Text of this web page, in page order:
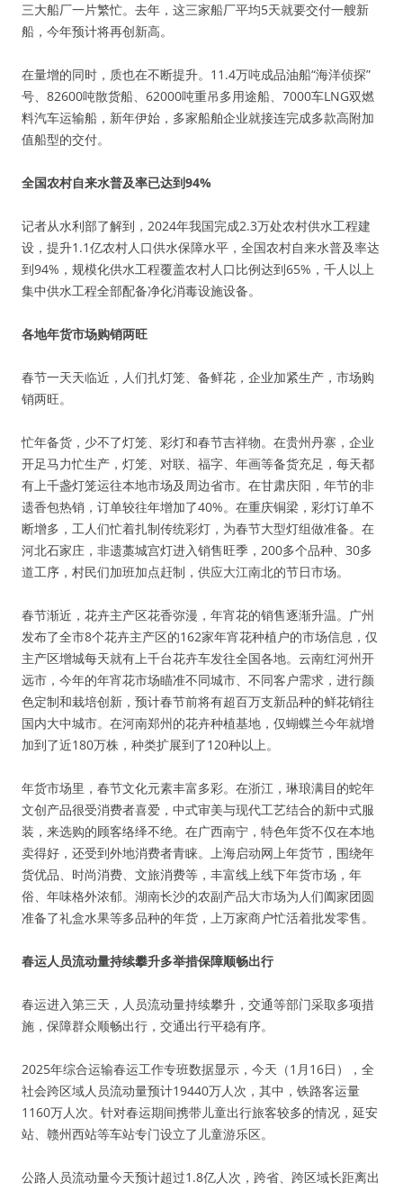
三大船厂一片繁忙。去年，这三家船厂平均5天就要交付一艘新
船，今年预计将再创新高。
在量增的同时，质也在不断提升。11.4万吨成品油船“海洋侦探”
号、82600吨散货船、62000吨重吊多用途船、7000车LNG双燃
料汽车运输船，新年伊始，多家船舶企业就接连完成多款高附加
值船型的交付。
全国农村自来水普及率已达到94%
记者从水利部了解到，2024年我国完成2.3万处农村供水工程建
设，提升1.1亿农村人口供水保障水平，全国农村自来水普及率达
到94%，规模化供水工程覆盖农村人口比例达到65%，千人以上
集中供水工程全部配备净化消毒设施设备。
各地年货市场购销两旺
春节一天天临近，人们扎灯笼、备鲜花，企业加紧生产，市场购
销两旺。
忙年备货，少不了灯笼、彩灯和春节吉祥物。在贵州丹寨，企业
开足马力忙生产，灯笼、对联、福字、年画等备货充足，每天都
有上千盏灯笼运往本地市场及周边省市。在甘肃庆阳，年节的非
遗香包热销，订单较往年增加了40%。在重庆铜梁，彩灯订单不
断增多，工人们忙着扎制传统彩灯，为春节大型灯组做准备。在
河北石家庄，非遗藁城宫灯进入销售旺季，200多个品种、30多
道工序，村民们加班加点赶制，供应大江南北的节日市场。
春节渐近，花卉主产区花香弥漫，年宵花的销售逐渐升温。广州
发布了全市8个花卉主产区的162家年宵花种植户的市场信息，仅
主产区增城每天就有上千台花卉车发往全国各地。云南红河州开
远市，今年的年宵花市场瞄准不同城市、不同客户需求，进行颜
色定制和栽培创新，预计春节前将有超百万支新品种的鲜花销往
国内大中城市。在河南郑州的花卉种植基地，仅蝴蝶兰今年就增
加到了近180万株，种类扩展到了120种以上。
年货市场里，春节文化元素丰富多彩。在浙江，琳琅满目的蛇年
文创产品很受消费者喜爱，中式审美与现代工艺结合的新中式服
装，来选购的顾客络绎不绝。在广西南宁，特色年货不仅在本地
卖得好，还受到外地消费者青睐。上海启动网上年货节，围绕年
货优品、时尚消费、文旅消费等，丰富线上线下年货市场，年
俗、年味格外浓郁。湖南长沙的农副产品大市场为人们阖家团圆
准备了礼盒水果等多品种的年货，上万家商户忙活着批发零售。
春运人员流动量持续攀升多举措保障顺畅出行
春运进入第三天，人员流动量持续攀升，交通等部门采取多项措
施，保障群众顺畅出行，交通出行平稳有序。
2025年综合运输春运工作专班数据显示，今天（1月16日），全
社会跨区域人员流动量预计19440万人次，其中，铁路客运量
1160万人次。针对春运期间携带儿童出行旅客较多的情况，延安
站、赣州西站等车站专门设立了儿童游乐区。
公路人员流动量今天预计超过1.8亿人次，跨省、跨区域长距离出